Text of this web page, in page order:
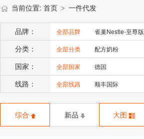
当前位置: 首页 > 一件代发
品牌： 全部品牌 雀巢Nestle-至尊版
分类： 全部分类 配方奶粉
国家： 全部国家 德国
线路： 全部线路 顺丰国际
综合 新品 大图